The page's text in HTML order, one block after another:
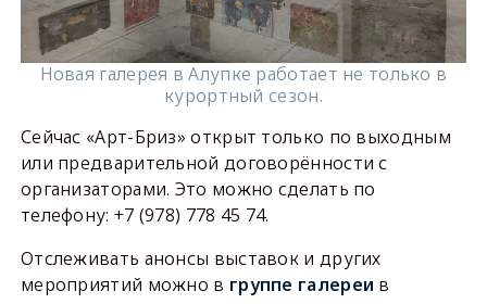
Новая галерея в Алупке работает не только в
курортный сезон.
Сейчас «Арт-Бриз» открыт только по выходным
или предварительной договорённости с
организаторами. Это можно сделать по
телефону: +7 (978) 778 45 74.
Отслеживать анонсы выставок и других
мероприятий можно в группе галереи в